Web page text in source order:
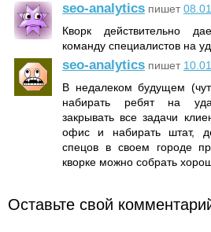
seo-analytics пишет
Кворк действительно
команду специалистов на
seo-analytics пишет
В недалеком будущем
набирать ребят на
закрывать все задачи
офис и набирать штат,
спецов в своем городе
кворке можно собрать
Оставьте свой